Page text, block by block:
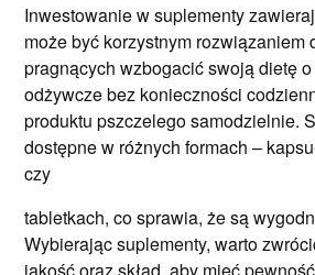
Inwestowanie w suplementy
może być korzystnym rozwiązaniem
pragnących wzbogacić swoją dietę
odżywcze bez konieczności
produktu pszczelego samodzielnie.
dostępne w różnych formach –
czy
tabletkach, co sprawia, że są
Wybierając suplementy, warto
jakość oraz skład, aby mieć